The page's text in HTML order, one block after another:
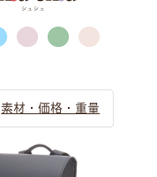
グリーン
素材・価格・重量